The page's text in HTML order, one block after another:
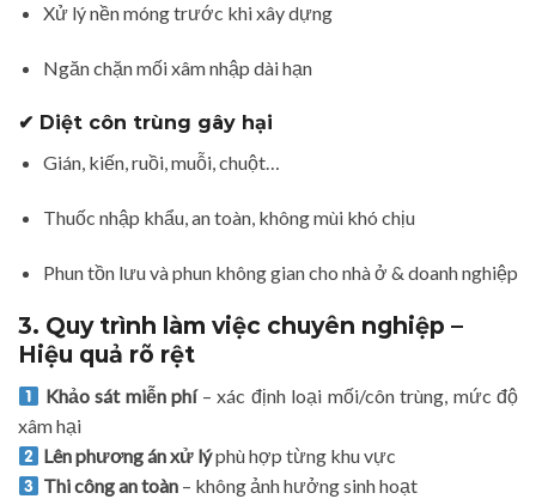
Xử lý nền móng trước khi xây dựng
Ngăn chặn mối xâm nhập dài hạn
✔ Diệt côn trùng gây hại
Gián, kiến, ruồi, muỗi, chuột…
Thuốc nhập khẩu, an toàn, không mùi khó chịu
Phun tồn lưu và phun không gian cho nhà ở & doanh nghiệp
3. Quy trình làm việc chuyên nghiệp –
Hiệu quả rõ rệt
Khảo sát miễn phí– xác định loại mối/côn trùng, mức độ
xâm hại
Lên phương án xử lýphù hợp từng khu vực
Thi công an toàn – không ảnh hưởng sinh hoạt